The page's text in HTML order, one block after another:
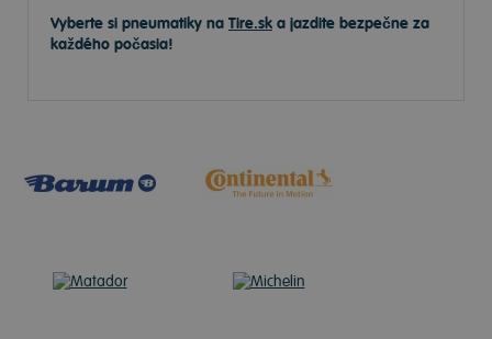
Vyberte si pneumatiky na Tire.sk a jazdite bezpečne za
každého počasia!